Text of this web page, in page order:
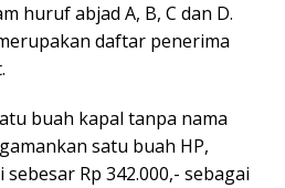
huruf abjad A, B, C dan D.
daftar penerima
buah kapal tanpa nama
satu buah HP,
Rp 342.000,- sebagai